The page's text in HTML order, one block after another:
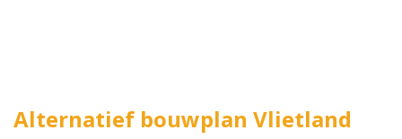
Alternatief bouwplan Vlietland